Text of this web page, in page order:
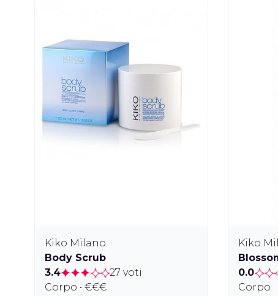
Kiko Milano
Body Scrub
3.4
27 voti
Corpo • €€€
Kiko
0.0
Corpo